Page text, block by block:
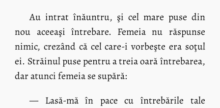
Au intrat înăuntru, şi cel mare puse din
nou aceeaşi întrebare. Femeia nu răspunse
nimic, crezând că cel care-i vorbeşte era soţul
ei. Străinul puse pentru a treia oară întrebarea,
dar atunci femeia se supără:
— Lasă-mă în pace cu întrebările tale